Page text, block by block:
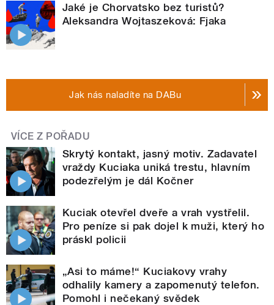
Jaké je Chorvatsko bez turistů?
Aleksandra Wojtaszeková: Fjaka
Jak nás naladíte na DABu
VÍCE Z POŘADU
Skrytý kontakt, jasný motiv. Zadavatel
vraždy Kuciaka uniká trestu, hlavním
podezřelým je dál Kočner
Kuciak otevřel dveře a vrah vystřelil.
Pro peníze si pak dojel k muži, který ho
práskl policii
„Asi to máme!“ Kuciakovy vrahy
odhalily kamery a zapomenutý telefon.
Pomohl i nečekaný svědek